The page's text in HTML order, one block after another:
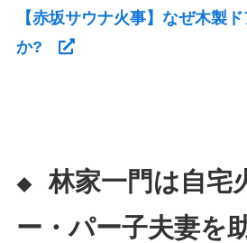
【赤坂サウナ火事】なぜ木製
か?
◆林家一門は自宅
ー・パー子夫妻を